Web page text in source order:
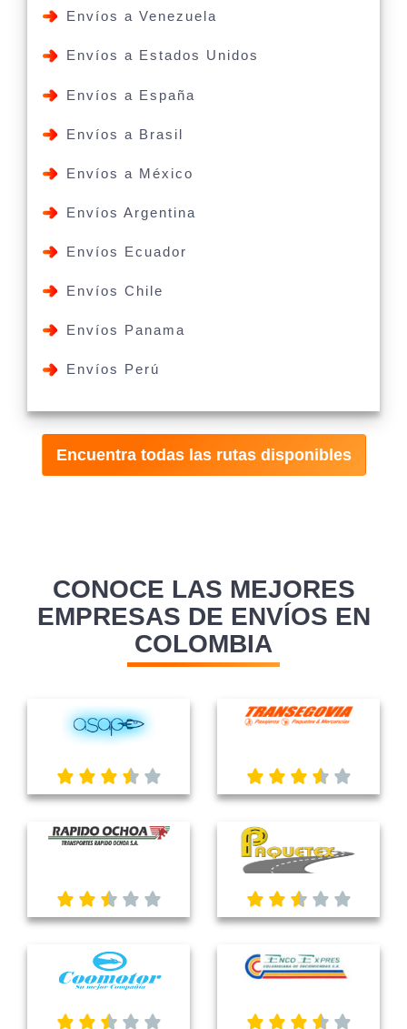
Envíos a Venezuela
Envíos a Estados Unidos
Envíos a España
Envíos a Brasil
Envíos a México
Envíos Argentina
Envíos Ecuador
Envíos Chile
Envíos Panama
Envíos Perú
Encuentra todas las rutas disponibles
CONOCE LAS MEJORES
EMPRESAS DE ENVÍOS EN
COLOMBIA